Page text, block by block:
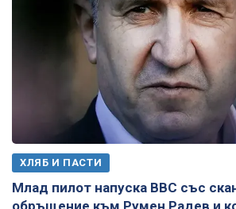
ХЛЯБ И ПАСТИ
Млад пилот напуска ВВС със